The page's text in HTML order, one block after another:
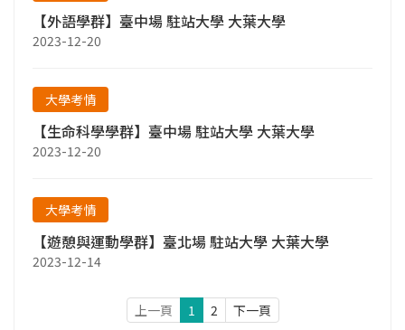
【外語學群】臺中場 駐站大學 大葉大學
2023-12-20
大學考情
【生命科學學群】臺中場 駐站大學 大葉大學
2023-12-20
大學考情
【遊憩與運動學群】臺北場 駐站大學 大葉大學
2023-12-14
上一頁 1 2 下一頁